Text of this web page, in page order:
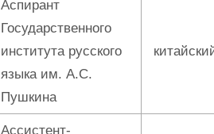
Аспирант
Государственного
института русского
языка им. А.С.
Пушкина
Ассистент-